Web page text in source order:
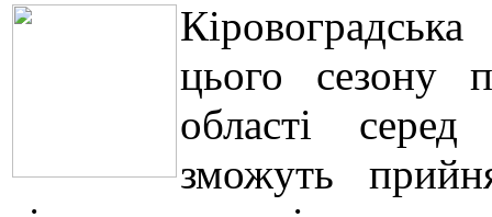
цього сезону
області
зможуть